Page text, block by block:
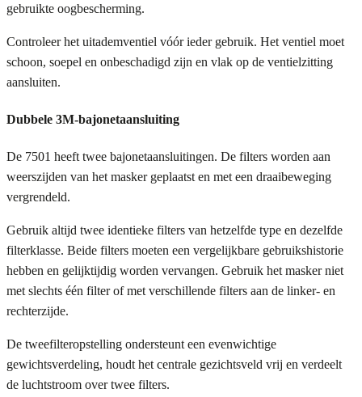
gebruikte oogbescherming.
Controleer het uitademventiel vóór ieder gebruik. Het ventiel moet
schoon, soepel en onbeschadigd zijn en vlak op de ventielzitting
aansluiten.
Dubbele 3M-bajonetaansluiting
De 7501 heeft twee bajonetaansluitingen. De filters worden aan
weerszijden van het masker geplaatst en met een draaibeweging
vergrendeld.
Gebruik altijd twee identieke filters van hetzelfde type en dezelfde
filterklasse. Beide filters moeten een vergelijkbare gebruikshistorie
hebben en gelijktijdig worden vervangen. Gebruik het masker niet
met slechts één filter of met verschillende filters aan de linker- en
rechterzijde.
De tweefilteropstelling ondersteunt een evenwichtige
gewichtsverdeling, houdt het centrale gezichtsveld vrij en verdeelt
de luchtstroom over twee filters.